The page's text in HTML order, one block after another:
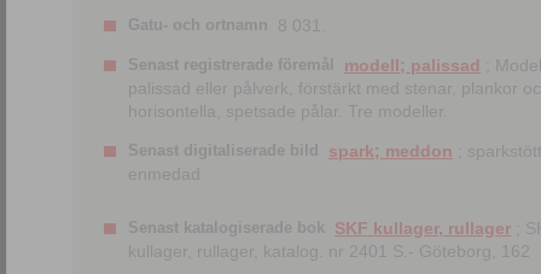
Gatu- och ortnamn 8 031.
Senast registrerade föremål modell; palissad
;
palissad eller pålverk, förstärkt med stenar, plankor
horisontella, spetsade pålar. Tre modeller.
Senast digitaliserade bild spark; meddon ;
enmedad
Senast katalogiserade bok SKF kullager, rullager ;
kullager, rullager, katalog. nr 2401 S.- Göteborg, 162